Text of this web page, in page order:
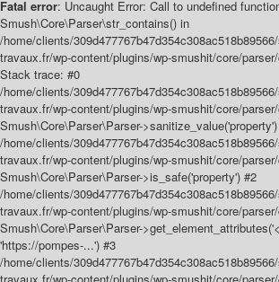
Fatal error: Uncaught Error: Call to undefined
Smush\Core\Parser\str_contains() in
/home/clients/
travaux.fr/wp-content/plugins/wp-smushit/core/
Stack trace: #0
/home/clients/
travaux.fr/wp-content/plugins/wp-smushit/core/
Smush\Core\Parser\Parser->sanitize_value('property')
/home/clients/
travaux.fr/wp-content/plugins/wp-smushit/core/
Smush\Core\Parser\Parser->is_safe('property') #2
/home/clients/
travaux.fr/wp-content/plugins/wp-smushit/core/
Smush\Core\Parser\Parser-
'https://pompes-...') #3
/home/clients/